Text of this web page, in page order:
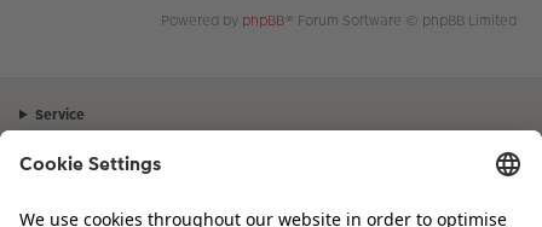
Powered by phpBB® Forum Software © phpBB Limited
Service